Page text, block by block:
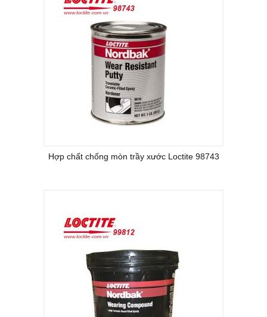
Hợp chất chống mòn trầy xước Loctite 98743